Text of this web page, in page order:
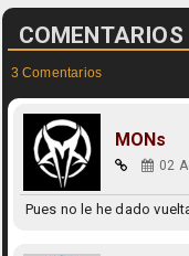
COMENTARIOS
3 Comentarios
MONs
02
Pues no le he dado